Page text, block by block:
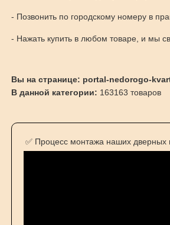
- Позвонить по городскому номеру в
- Нажать купить в любом товаре, и мы
Вы на странице: portal-nedorogo-
В данной категории: 163163 товаров
✅ Процесс монтажа наших дверных